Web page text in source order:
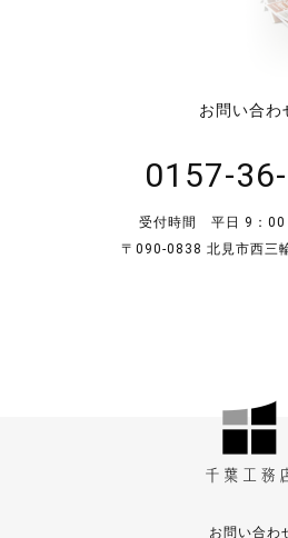
お問い合わ
0157-
受付時間 平日 9：00
〒090-0838 北見市西三
お問い合わ